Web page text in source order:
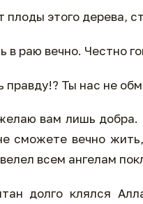
плоды этого дерева,
в раю вечно. Честно
Ты нас не
вам лишь
сможете вечно
всем ангелам
долго клялся